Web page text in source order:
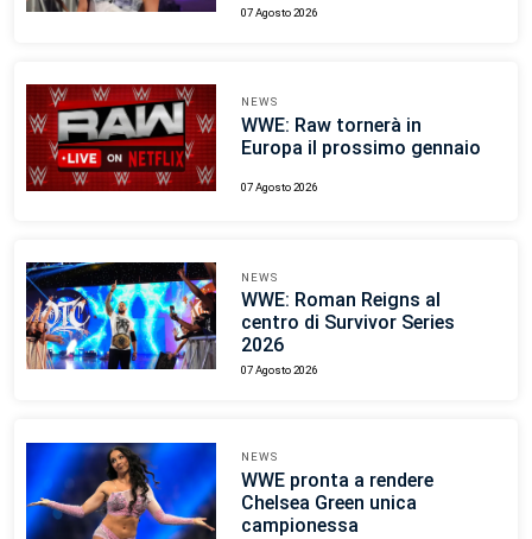
07 Agosto 2026
NEWS
WWE: Raw tornerà in
Europa il prossimo gennaio
07 Agosto 2026
NEWS
WWE: Roman Reigns al
centro di Survivor Series
2026
07 Agosto 2026
NEWS
WWE pronta a rendere
Chelsea Green unica
campionessa